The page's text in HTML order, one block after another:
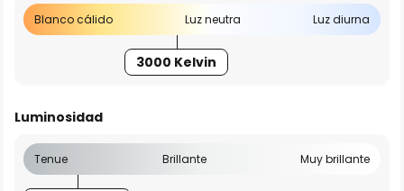
Blanco cálido Luz neutra Luz diurna
3000 Kelvin
Luminosidad
Tenue Brillante Muy brillante